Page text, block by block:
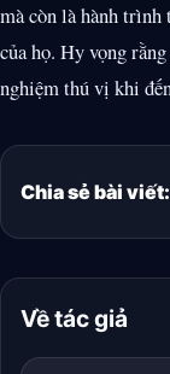
mà còn là hành
của họ. Hy vọng
nghiệm thú vị khi
Chia sẻ bài viết:
Về tác giả